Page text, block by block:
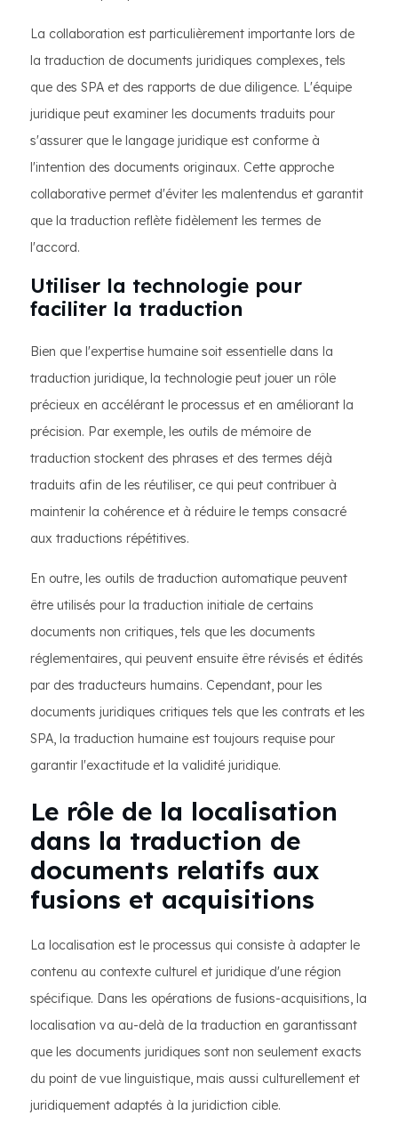
La collaboration est particulièrement importante lors de
la traduction de documents juridiques complexes, tels
que des SPA et des rapports de due diligence. L'équipe
juridique peut examiner les documents traduits pour
s'assurer que le langage juridique est conforme à
l'intention des documents originaux. Cette approche
collaborative permet d'éviter les malentendus et garantit
que la traduction reflète fidèlement les termes de
l'accord.
Utiliser la technologie pour
faciliter la traduction
Bien que l'expertise humaine soit essentielle dans la
traduction juridique, la technologie peut jouer un rôle
précieux en accélérant le processus et en améliorant la
précision. Par exemple, les outils de mémoire de
traduction stockent des phrases et des termes déjà
traduits afin de les réutiliser, ce qui peut contribuer à
maintenir la cohérence et à réduire le temps consacré
aux traductions répétitives.
En outre, les outils de traduction automatique peuvent
être utilisés pour la traduction initiale de certains
documents non critiques, tels que les documents
réglementaires, qui peuvent ensuite être révisés et édités
par des traducteurs humains. Cependant, pour les
documents juridiques critiques tels que les contrats et les
SPA, la traduction humaine est toujours requise pour
garantir l'exactitude et la validité juridique.
Le rôle de la localisation
dans la traduction de
documents relatifs aux
fusions et acquisitions
La localisation est le processus qui consiste à adapter le
contenu au contexte culturel et juridique d'une région
spécifique. Dans les opérations de fusions-acquisitions, la
localisation va au-delà de la traduction en garantissant
que les documents juridiques sont non seulement exacts
du point de vue linguistique, mais aussi culturellement et
juridiquement adaptés à la juridiction cible.